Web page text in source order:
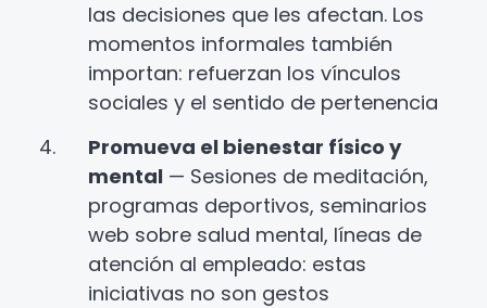
las decisiones que les afectan. Los
momentos informales también
importan: refuerzan los vínculos
sociales y el sentido de pertenencia
Promueva el bienestar físico y
mental — Sesiones de meditación,
programas deportivos, seminarios
web sobre salud mental, líneas de
atención al empleado: estas
iniciativas no son gestos